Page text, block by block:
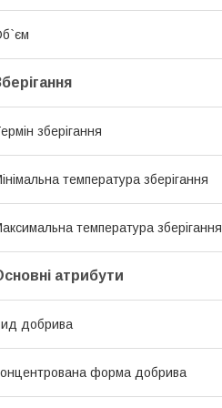
зберігання
температура зберігання
температура зберігання
атрибути
добрива
форма добрива